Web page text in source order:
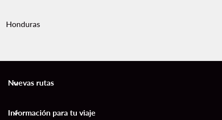
Honduras
Nuevas rutas
keyboard_arrow_down
Información para tu viaje
keyboard_arrow_down